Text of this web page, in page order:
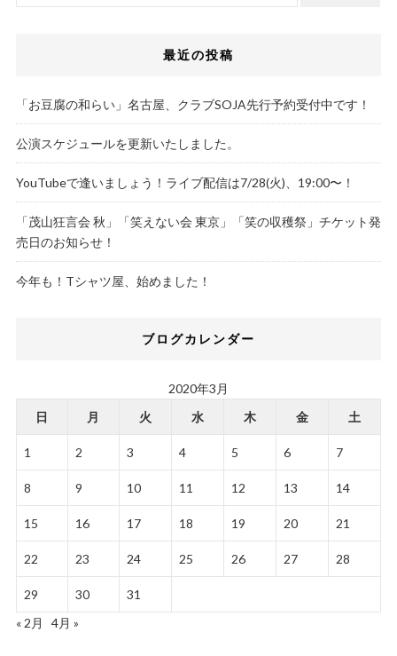
最近の投稿
「お豆腐の和らい」名古屋、クラブSOJA先行予約受付中です！
公演スケジュールを更新いたしました。
YouTubeで逢いましょう！ライブ配信は7/28(火)、19:00〜！
「茂山狂言会 秋」「笑えない会 東京」「笑の収穫祭」チケット発
売日のお知らせ！
今年も！Tシャツ屋、始めました！
ブログカレンダー
2020年3月
日
月 火 水 木 金 土
1 2 3 4 5 6 7
8 9 10 11 12 13 14
15 16 17 18 19 20 21
22 23 24 25 26 27 28
29 30
31
« 2月
4月 »